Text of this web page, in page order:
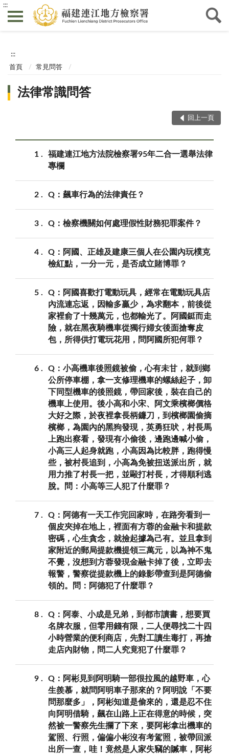
:::
:::
首頁 常見問答
法律常識問答
回上一頁
1
福建連江地方法院檢察署95年二合一選舉法律
專欄
2 Q：飆車行為的法律責任？
3 Q：檢察機關如何處理假性財務犯罪案件？
4
Q：阿國、正雄及建康三個人在公園內玩樸克
檢紅點，一分一元，是否成立賭博罪？
5
Q：阿國喜歡打電動玩具，經常在電動玩具店
內流連忘返，因輸多贏少，為求翻本，前後從
家裡俞了十幾萬元，也都輸光了。阿國鋌而走
險，就在黑夜騎機車從獨行婦女後面搶奪皮
包，所得供打電玩花用，問阿國所犯何罪？
6
Q：小高機車後照鏡被偷，心有未甘，就到鄉
公所停車棚，拿一支修理機車的螺絲起子，卸
下同型機車的後照鏡，帶回家後，裝在自己的
機車上使用。後小高和小宋、阿文乘檳榔價格
大好之際，於夜裡拿長柄鐮刀，到檳榔園偷摘
檳榔，為園內的黑狗發現，英勇狂吠，村長馬
上跑出察看，發現有小偷後，邊跑邊喊小偷，
小高三人起身就跑，小高因為比較胖，跑得慢
些，被村長追到，小高為免被扭送派出所，就
用力推了村長一把，並毆打村長，才得順利逃
脫。問：小高等三人犯了什麼罪？
7
Q：阿德有一天工作完回家時，在路旁看到一
個皮夾掉在地上，裡面有方蓉的金融卡和提款
密碼，心生貪念，就撿起據為己有。並且拿到
家附近的郵局提款機提領三萬元，以為神不鬼
不覺，沒想到方蓉發現金融卡掉了後，立即去
報警，警察從提款機上的錄影帶查到是阿德偷
領的。問：阿德犯了什麼罪？
8
Q：阿泰、小成是兄弟，到都市讀書，想要買
名牌衣服，但零用錢有限，二人便尋找二十四
小時營業的便利商店，先對工讀生毒打，再搶
走店內財物，問二人究竟犯了什麼罪？
9
Q：阿彬見到阿明騎一部很拉風的越野車，心
生羨慕，就問阿明車子那來的？阿明說「不要
問那麼多」，阿彬知道是偷來的，還是忍不住
向阿明借騎，飆在山路上正在得意的時候，突
然被一警察先生攔了下來，要阿彬拿出機車的
駕照、行照，偏偏小彬沒有考駕照，被帶回派
出所一查，哇！竟然是人家失竊的贓車，阿彬